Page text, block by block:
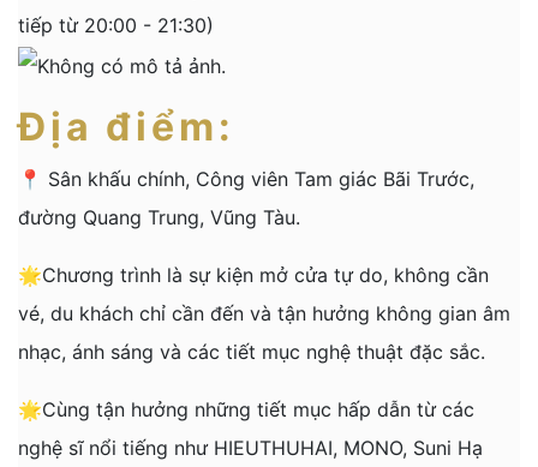
tiếp từ 20:00 - 21:30)
Địa điểm:
📍 Sân khấu chính, Công viên Tam giác Bãi Trước,
đường Quang Trung, Vũng Tàu.
🌟Chương trình là sự kiện mở cửa tự do, không cần
vé, du khách chỉ cần đến và tận hưởng không gian âm
nhạc, ánh sáng và các tiết mục nghệ thuật đặc sắc.
🌟Cùng tận hưởng những tiết mục hấp dẫn từ các
nghệ sĩ nổi tiếng như HIEUTHUHAI, MONO, Suni Hạ